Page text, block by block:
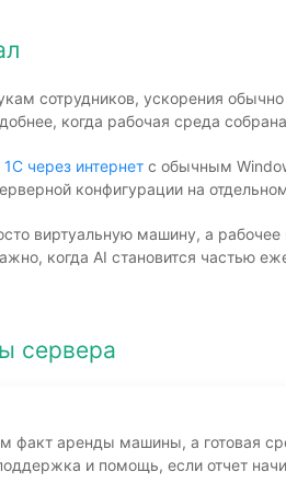
сотрудников, ускорения
когда рабочая среда
1С через интернет с обычным
конфигурации на
виртуальную машину, а
когда AI становится частью
сервера
факт аренды машины, а готовая
и помощь, если отчет